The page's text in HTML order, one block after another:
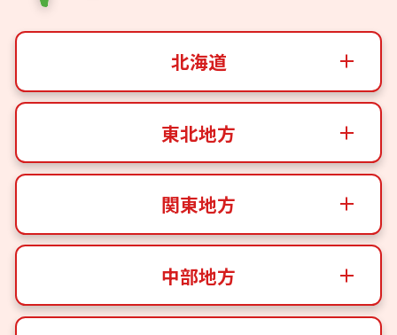
北海道
東北地方
関東地方
中部地方